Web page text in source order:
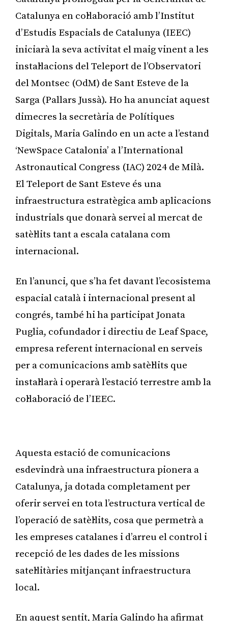
Catalunya en col·laboració amb l’Institut
d’Estudis Espacials de Catalunya (IEEC)
iniciarà la seva activitat el maig vinent a les
instal·lacions del Teleport de l’Observatori
del Montsec (OdM) de Sant Esteve de la
Sarga (Pallars Jussà). Ho ha anunciat aquest
dimecres la secretària de Polítiques
Digitals, Maria Galindo en un acte a l’estand
‘NewSpace Catalonia’ a l’International
Astronautical Congress (IAC) 2024 de Milà.
El Teleport de Sant Esteve és una
infraestructura estratègica amb aplicacions
industrials que donarà servei al mercat de
satèl·lits tant a escala catalana com
internacional.
En l’anunci, que s’ha fet davant l’ecosistema
espacial català i internacional present al
congrés, també hi ha participat Jonata
Puglia, cofundador i directiu de Leaf Space,
empresa referent internacional en serveis
per a comunicacions amb satèl·lits que
instal·larà i operarà l’estació terrestre amb la
col·laboració de l’IEEC.
Aquesta estació de comunicacions
esdevindrà una infraestructura pionera a
Catalunya, ja dotada completament per
oferir servei en tota l’estructura vertical de
l’operació de satèl·lits, cosa que permetrà a
les empreses catalanes i d’arreu el control i
recepció de les dades de les missions
satel·litàries mitjançant infraestructura
local.
En aquest sentit, Maria Galindo ha afirmat